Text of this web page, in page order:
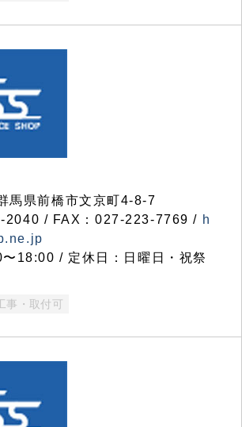
県前橋市文京町4-8-7
2040 / FAX：027-223-7769 / h
18:00 / 定休日：日曜日・祝祭
事・取付可